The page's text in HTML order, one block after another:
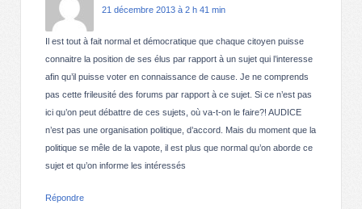
21 décembre 2013 à 2 h 41 min
Il est tout à fait normal et démocratique que chaque citoyen puisse
connaitre la position de ses élus par rapport à un sujet qui l’interesse
afin qu’il puisse voter en connaissance de cause. Je ne comprends
pas cette frileusité des forums par rapport à ce sujet. Si ce n’est pas
ici qu’on peut débattre de ces sujets, où va-t-on le faire?! AUDICE
n’est pas une organisation politique, d’accord. Mais du moment que la
politique se mêle de la vapote, il est plus que normal qu’on aborde ce
sujet et qu’on informe les intéressés
Répondre